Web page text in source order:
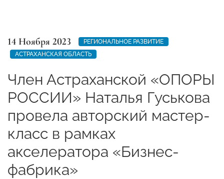
14 Ноября 2023
РЕГИОНАЛЬНОЕ РАЗВИТИЕ
АСТРАХАНСКАЯ ОБЛАСТЬ
Член Астраханской «ОПОРЫ
РОССИИ» Наталья Гуськова
провела авторский мастер-
класс в рамках
акселератора «Бизнес-
фабрика»